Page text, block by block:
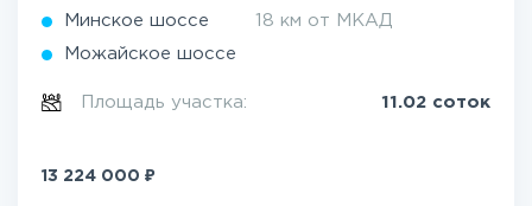
Минское шоссе 18 км от МКАД
Можайское шоссе
Площадь участка: 11.02 соток
13 224 000 ₽